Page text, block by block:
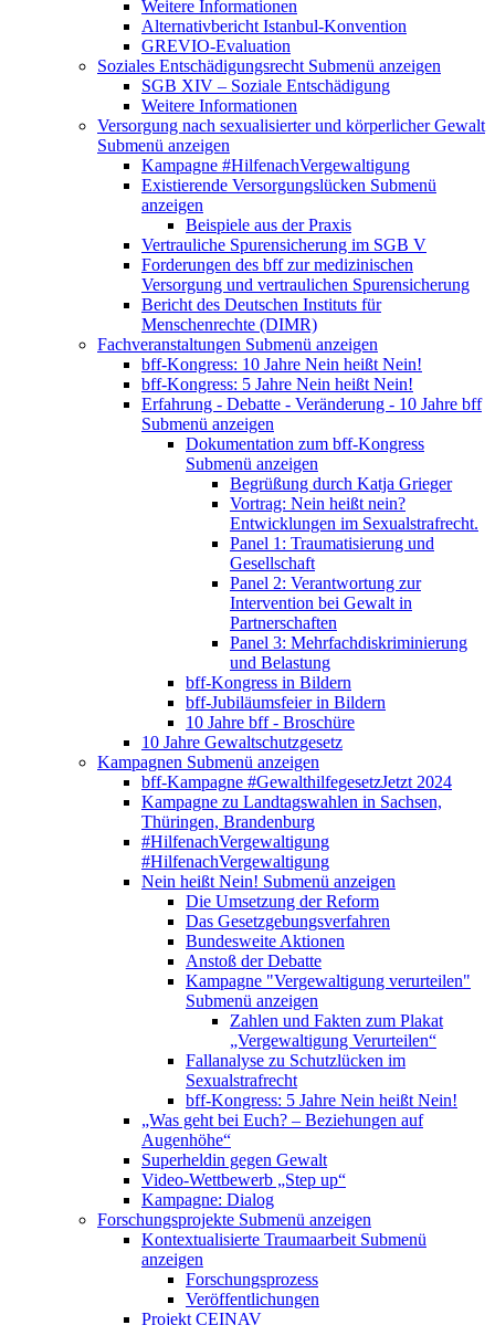
Weitere Informationen
Alternativbericht Istanbul-Konvention
GREVIO-Evaluation
Soziales Entschädigungsrecht Submenü anzeigen
SGB XIV – Soziale Entschädigung
Weitere Informationen
Versorgung nach sexualisierter und körperlicher Gewalt
Submenü anzeigen
Kampagne #HilfenachVergewaltigung
Existierende Versorgungslücken Submenü
anzeigen
Beispiele aus der Praxis
Vertrauliche Spurensicherung im SGB V
Forderungen des bff zur medizinischen
Versorgung und vertraulichen Spurensicherung
Bericht des Deutschen Instituts für
Menschenrechte (DIMR)
Fachveranstaltungen Submenü anzeigen
bff-Kongress: 10 Jahre Nein heißt Nein!
bff-Kongress: 5 Jahre Nein heißt Nein!
Erfahrung - Debatte - Veränderung - 10 Jahre bff
Submenü anzeigen
Dokumentation zum bff-Kongress
Submenü anzeigen
Begrüßung durch Katja Grieger
Vortrag: Nein heißt nein?
Entwicklungen im Sexualstrafrecht.
Panel 1: Traumatisierung und
Gesellschaft
Panel 2: Verantwortung zur
Intervention bei Gewalt in
Partnerschaften
Panel 3: Mehrfachdiskriminierung
und Belastung
bff-Kongress in Bildern
bff-Jubiläumsfeier in Bildern
10 Jahre bff - Broschüre
10 Jahre Gewaltschutzgesetz
Kampagnen Submenü anzeigen
bff-Kampagne #GewalthilfegesetzJetzt 2024
Kampagne zu Landtagswahlen in Sachsen,
Thüringen, Brandenburg
#HilfenachVergewaltigung
#HilfenachVergewaltigung
Nein heißt Nein! Submenü anzeigen
Die Umsetzung der Reform
Das Gesetzgebungsverfahren
Bundesweite Aktionen
Anstoß der Debatte
Kampagne "Vergewaltigung verurteilen"
Submenü anzeigen
Zahlen und Fakten zum Plakat
„Vergewaltigung Verurteilen“
Fallanalyse zu Schutzlücken im
Sexualstrafrecht
bff-Kongress: 5 Jahre Nein heißt Nein!
„Was geht bei Euch? – Beziehungen auf
Augenhöhe“
Superheldin gegen Gewalt
Video-Wettbewerb „Step up“
Kampagne: Dialog
Forschungsprojekte Submenü anzeigen
Kontextualisierte Traumaarbeit Submenü
anzeigen
Forschungsprozess
Veröffentlichungen
Projekt CEINAV